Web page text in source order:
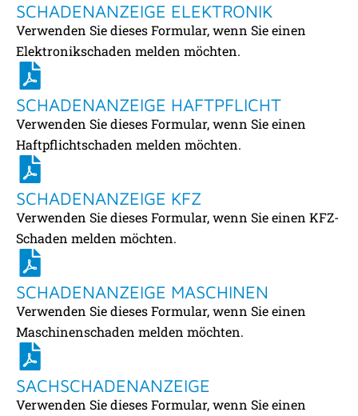
SCHADENANZEIGE ELEKTRONIK
Verwenden Sie dieses Formular, wenn Sie einen
Elektronikschaden melden möchten.
SCHADENANZEIGE HAFTPFLICHT
Verwenden Sie dieses Formular, wenn Sie einen
Haftpflichtschaden melden möchten.
SCHADENANZEIGE KFZ
Verwenden Sie dieses Formular, wenn Sie einen KFZ-
Schaden melden möchten.
SCHADENANZEIGE MASCHINEN
Verwenden Sie dieses Formular, wenn Sie einen
Maschinenschaden melden möchten.
SACHSCHADENANZEIGE
Verwenden Sie dieses Formular, wenn Sie einen